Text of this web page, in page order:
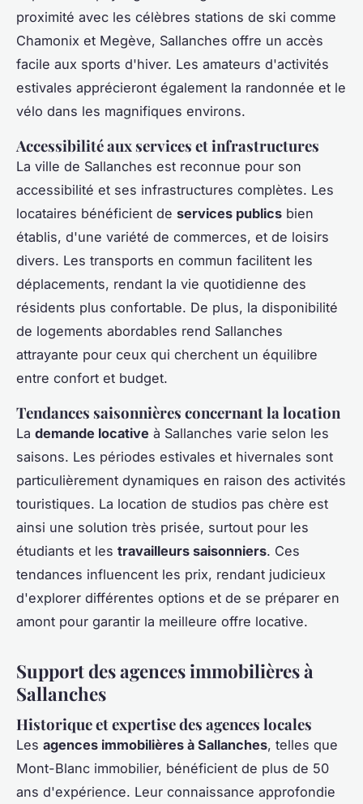
proximité avec les célèbres stations de ski comme
Chamonix et Megève, Sallanches offre un accès
facile aux sports d'hiver. Les amateurs d'activités
estivales apprécieront également la randonnée et le
vélo dans les magnifiques environs.
Accessibilité aux services et infrastructures
La ville de Sallanches est reconnue pour son
accessibilité et ses infrastructures complètes. Les
locataires bénéficient de services publics bien
établis, d'une variété de commerces, et de loisirs
divers. Les transports en commun facilitent les
déplacements, rendant la vie quotidienne des
résidents plus confortable. De plus, la disponibilité
de logements abordables rend Sallanches
attrayante pour ceux qui cherchent un équilibre
entre confort et budget.
Tendances saisonnières concernant la location
La demande locative à Sallanches varie selon les
saisons. Les périodes estivales et hivernales sont
particulièrement dynamiques en raison des activités
touristiques. La location de studios pas chère est
ainsi une solution très prisée, surtout pour les
étudiants et les travailleurs saisonniers. Ces
tendances influencent les prix, rendant judicieux
d'explorer différentes options et de se préparer en
amont pour garantir la meilleure offre locative.
Support des agences immobilières à
Sallanches
Historique et expertise des agences locales
Les agences immobilières à Sallanches, telles que
Mont-Blanc immobilier, bénéficient de plus de 50
ans d'expérience. Leur connaissance approfondie